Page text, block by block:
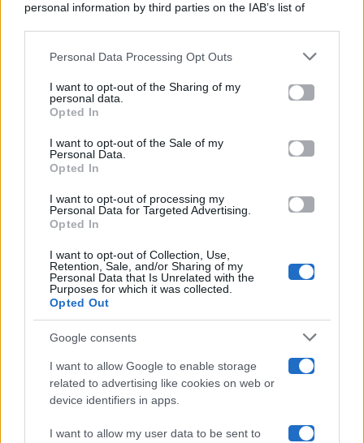
personal information by third parties on the IAB’s list of
This information may also be disclosed by us to third parties
disclose it to other third parties.
Please note that this website/app uses one or more Google
services and may gather and store information including but
not limited to your visit or usage behaviour. You may click to
grant or deny consent to Google and its third-party tags to
consent section.
Personal Data Processing Opt Outs
I want to opt-out of the Sharing of my
personal data.
Opted In
I want to opt-out of the Sale of my
Personal Data.
Opted In
I want to opt-out of processing my
Personal Data for Targeted Advertising.
Opted In
I want to opt-out of Collection, Use,
Retention, Sale, and/or Sharing of my
Personal Data that Is Unrelated with the
Purposes for which it was collected.
Opted Out
Google consents
I want to allow Google to enable storage
related to advertising like cookies on web or
device identifiers in apps.
I want to allow my user data to be sent to
Categorie
Gossip
Televisione
Programmi TV
Amici
Ballando Con Le Stelle
Grande Fratello
Isola Dei Famosi
Uomini E Donne